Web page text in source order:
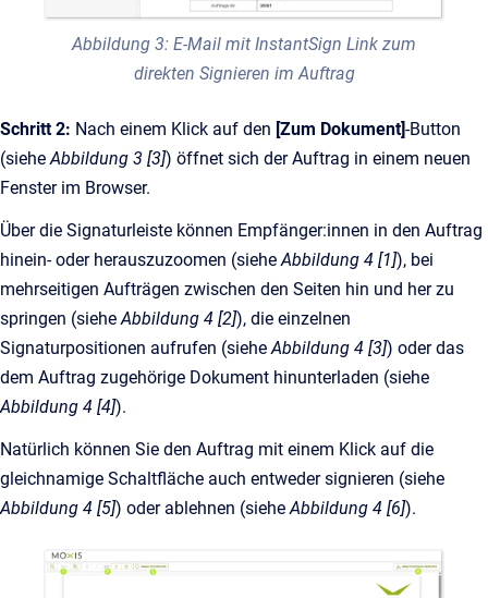
Abbildung 3: E-Mail mit InstantSign Link zum
direkten Signieren im Auftrag
Schritt 2: Nach einem Klick auf den [Zum Dokument]-Button
(siehe Abbildung 3 [3]) öffnet sich der Auftrag in einem neuen
Fenster im Browser.
Über die Signaturleiste können Empfänger:innen in den Auftrag
hinein- oder herauszuzoomen (siehe Abbildung 4 [1]), bei
mehrseitigen Aufträgen zwischen den Seiten hin und her zu
springen (siehe Abbildung 4 [2]), die einzelnen
Signaturpositionen aufrufen (siehe Abbildung 4 [3]) oder das
dem Auftrag zugehörige Dokument hinunterladen (siehe
Abbildung 4 [4]).
Natürlich können Sie den Auftrag mit einem Klick auf die
gleichnamige Schaltfläche auch entweder signieren (siehe
Abbildung 4 [5]) oder ablehnen (siehe Abbildung 4 [6]).